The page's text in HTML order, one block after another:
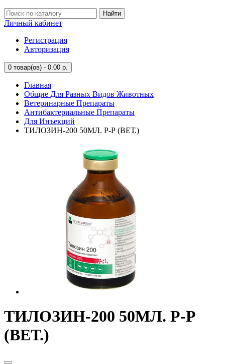
Найти
Личный кабинет
Регистрация
Авторизация
0 товар(ов) - 0.00 р.
Главная
Общие Для Разных Видов Животных
Ветеринарные Препараты
Антибактериальные Препараты
Для Инъекций
ТИЛОЗИН-200 50МЛ. Р-Р (ВЕТ.)
ТИЛОЗИН-200 50МЛ. Р-Р
(ВЕТ.)